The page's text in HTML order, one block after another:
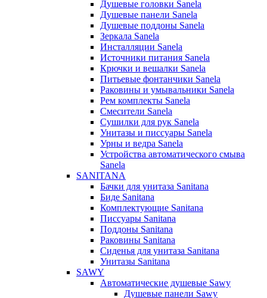
Душевые головки Sanela
Душевые панели Sanela
Душевые поддоны Sanela
Зеркала Sanela
Инсталляции Sanela
Источники питания Sanela
Крючки и вешалки Sanela
Питьевые фонтанчики Sanela
Раковины и умывальники Sanela
Рем комплекты Sanela
Смесители Sanela
Сушилки для рук Sanela
Унитазы и писсуары Sanela
Урны и ведра Sanela
Устройства автоматического смыва
Sanela
SANITANA
Бачки для унитаза Sanitana
Биде Sanitana
Комплектующие Sanitana
Писсуары Sanitana
Поддоны Sanitana
Раковины Sanitana
Сиденья для унитаза Sanitana
Унитазы Sanitana
SAWY
Автоматические душевые Sawy
Душевые панели Sawy